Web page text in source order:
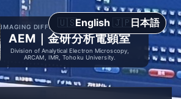
English 日本語
IMAGING DIFFRACTION SPECTROMETRY
AEM｜金研分析電顕室
Division of Analytical Electron Microscopy,
ARCAM, IMR, Tohoku University.